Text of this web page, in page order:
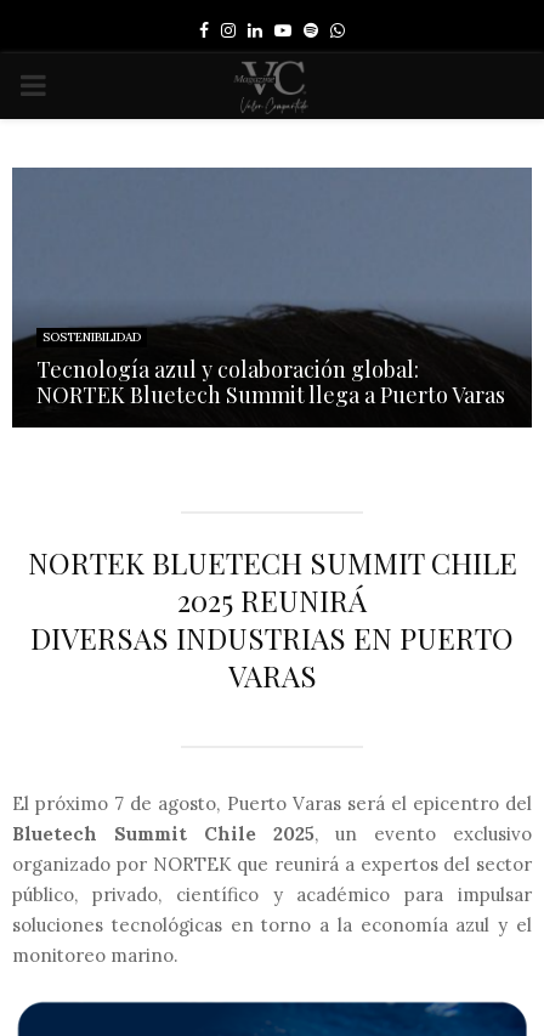
Facebook
Instagram
LinkedinYoutube
SpotifyWhatsapp
PRIMARY
SOSTENIBILIDAD
Tecnología azul y colaboración global:
NORTEK Bluetech Summit llega a Puerto Varas
NORTEK BLUETECH SUMMIT CHILE
2025 REUNIRÁ
DIVERSAS INDUSTRIAS EN PUERTO
VARAS
El próximo 7 de agosto, Puerto Varas será el epicentro del
Bluetech Summit Chile 2025, un evento exclusivo
organizado por NORTEK que reunirá a expertos del sector
público, privado, científico y académico para impulsar
soluciones tecnológicas en torno a la economía azul y el
monitoreo marino.